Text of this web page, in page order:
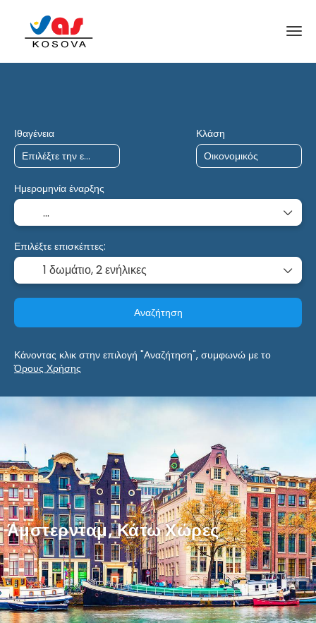
Άμστερνταμ, Κάτω Χώρες
Ιθαγένεια Κλάση
Ημερομηνία έναρξης
Επιλέξτε επισκέπτες:
1 δωμάτιο,2 ενήλικες
Αναζήτηση
Κάνοντας κλικ στην επιλογή "Αναζήτηση", συμφωνώ με το
Όρους Χρήσης